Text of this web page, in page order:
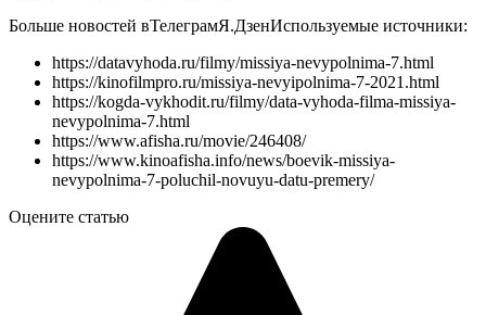
Больше новостей вТелеграмЯ.ДзенИспользуемые источники:
https://datavyhoda.ru/filmy/missiya-nevypolnima-7.html
https://kinofilmpro.ru/missiya-nevyipolnima-7-2021.html
https://kogda-vykhodit.ru/filmy/data-vyhoda-filma-missiya-
nevypolnima-7.html
https://www.afisha.ru/movie/246408/
https://www.kinoafisha.info/news/boevik-missiya-
nevypolnima-7-poluchil-novuyu-datu-premery/
Оцените статью